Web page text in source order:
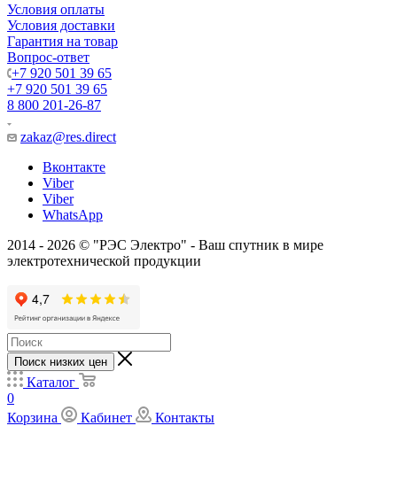
Условия оплаты
Условия доставки
Гарантия на товар
Вопрос-ответ
+7 920 501 39 65
+7 920 501 39 65
8 800 201-26-87
zakaz@res.direct
Вконтакте
Viber
Viber
WhatsApp
2014 - 2026 © "РЭС Электро" - Ваш спутник в мире
электротехнической продукции
Поиск низких цен
Каталог
0
Корзина
Кабинет Контакты